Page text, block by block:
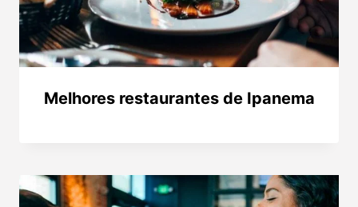
Melhores restaurantes de Ipanema